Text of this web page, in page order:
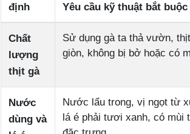
định
Yêu cầu kỹ thuật bắt buộc
Chất
lượng
thịt gà
Sử dụng gà ta thả vườn,
giòn, không bị bở hoặc có
Nước
dùng và
Nước lẩu trong, vị ngọt từ
lá é phải tươi xanh, có mùi